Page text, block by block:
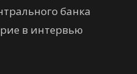
банка
в интервью